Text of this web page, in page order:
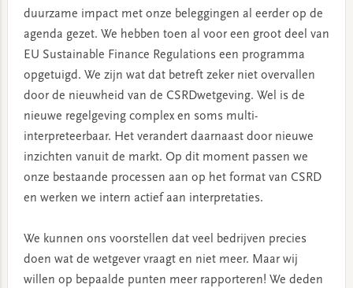
duurzame impact met onze beleggingen al eerder op de
agenda gezet. We hebben toen al voor een groot deel van
EU Sustainable Finance Regulations een programma
opgetuigd. We zijn wat dat betreft zeker niet overvallen
door de nieuwheid van de CSRDwetgeving. Wel is de
nieuwe regelgeving complex en soms multi-
interpreteerbaar. Het verandert daarnaast door nieuwe
inzichten vanuit de markt. Op dit moment passen we
onze bestaande processen aan op het format van CSRD
en werken we intern actief aan interpretaties.
We kunnen ons voorstellen dat veel bedrijven precies
doen wat de wetgever vraagt en niet meer. Maar wij
willen op bepaalde punten meer rapporteren! We deden